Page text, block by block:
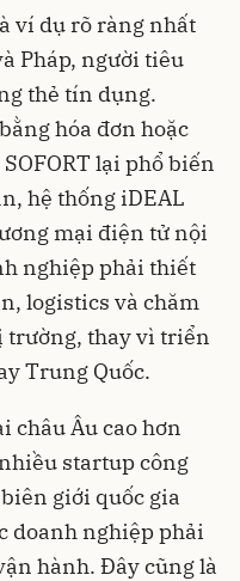
ví dụ rõ ràng nhất
Pháp, người tiêu
thẻ tín dụng.
hóa đơn hoặc
lại phổ biến
hệ thống iDEAL
mại điện tử nội
nghiệp phải thiết
logistics và chăm
trường, thay vì triển
Trung Quốc.
châu Âu cao hơn
startup công
giới quốc gia
doanh nghiệp phải
hành. Đây cũng là